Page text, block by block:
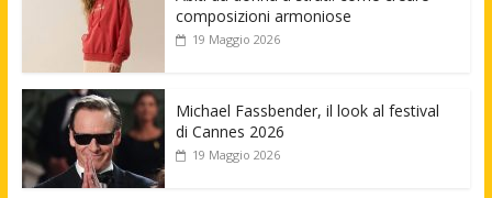
composizioni armoniose
19 Maggio 2026
Michael Fassbender, il look al festival
di Cannes 2026
19 Maggio 2026